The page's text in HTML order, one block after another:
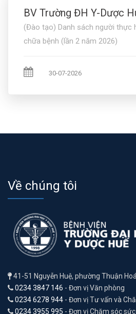
BV Trường ĐH Y-Dược
(Đào tạo) Danh sách người thực
chữa bệnh (lần 2 năm 2026)
30-07-2026
Về chúng tôi
41-51 Nguyễn Huệ, phường Thuận
0234 3847 146 - Đơn vị Văn phòng
0234 6278 944 - Đơn vị Tư vấn và
0234 3955 995 - Đơn vị Chăm sóc